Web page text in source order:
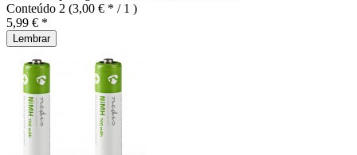
Conteúdo 2 (3,00 € * / 1 )
5,99 € *
Lembrar